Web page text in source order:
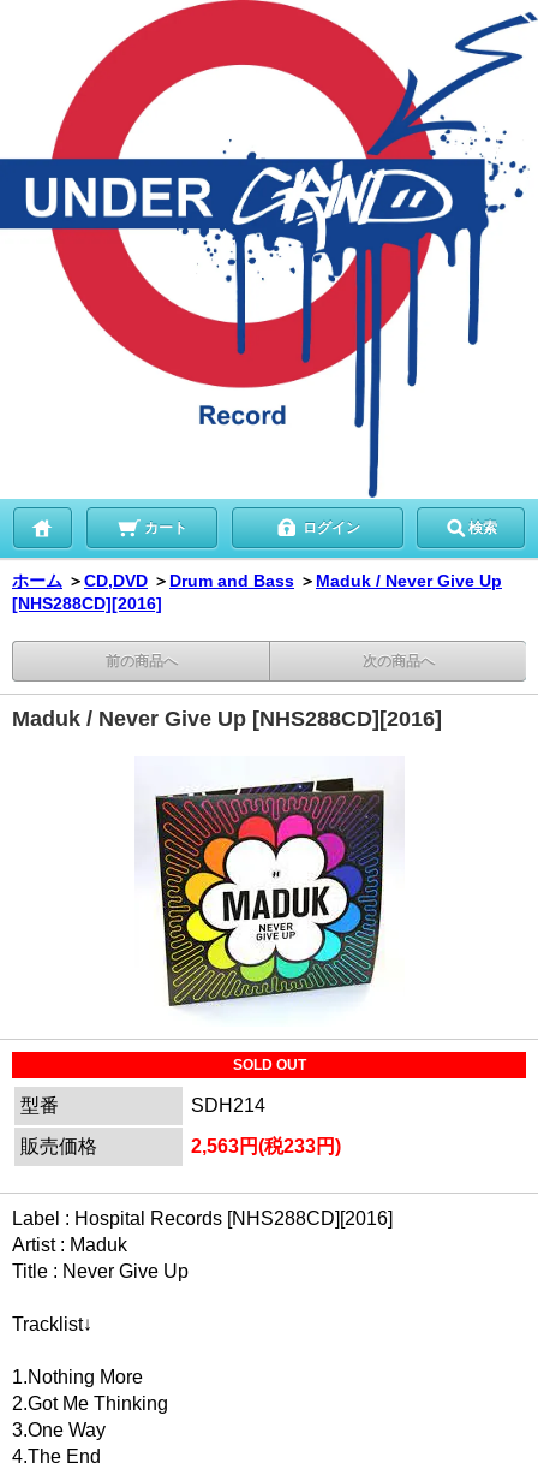
カート ログイン 検索
ホーム ＞CD,DVD ＞ Drum and Bass ＞ Maduk / Never Give Up
[NHS288CD][2016]
前の商品へ 次の商品へ
Maduk / Never Give Up [NHS288CD][2016]
SOLD OUT
型番
SDH214
販売価格
2,563円(税233円)
Label : Hospital Records [NHS288CD][2016]
Artist : Maduk
Title : Never Give Up
Tracklist↓
1.Nothing More
2.Got Me Thinking
3.One Way
4.The End